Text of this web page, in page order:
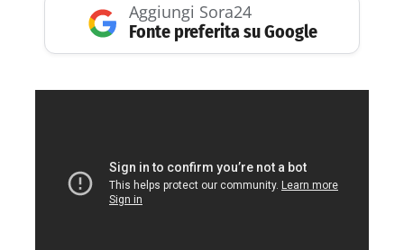
Aggiungi Sora24
Fonte preferita su Google